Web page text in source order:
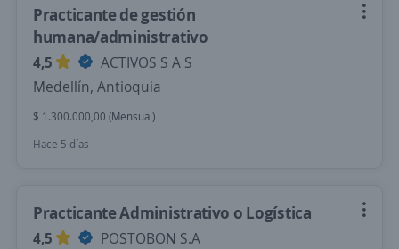
Practicante de gestión
humana/administrativo
4,5
ACTIVOS S A S
Medellín, Antioquia
$ 1.300.000,00 (Mensual)
Hace 5 días
Practicante Administrativo o Logística
4,5
POSTOBON S.A